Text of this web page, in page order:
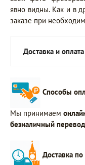
явно видны. Как и в
заказе при
Доставка и оплата
Способы
Мы принимаем
безналичный перевод
Доставка